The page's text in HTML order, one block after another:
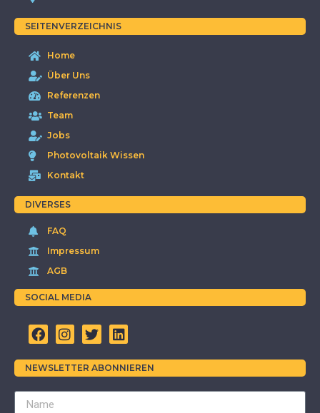
SEITENVERZEICHNIS
Home
Über Uns
Referenzen
Team
Jobs
Photovoltaik Wissen
Kontakt
DIVERSES
FAQ
Impressum
AGB
SOCIAL MEDIA
NEWSLETTER ABONNIEREN